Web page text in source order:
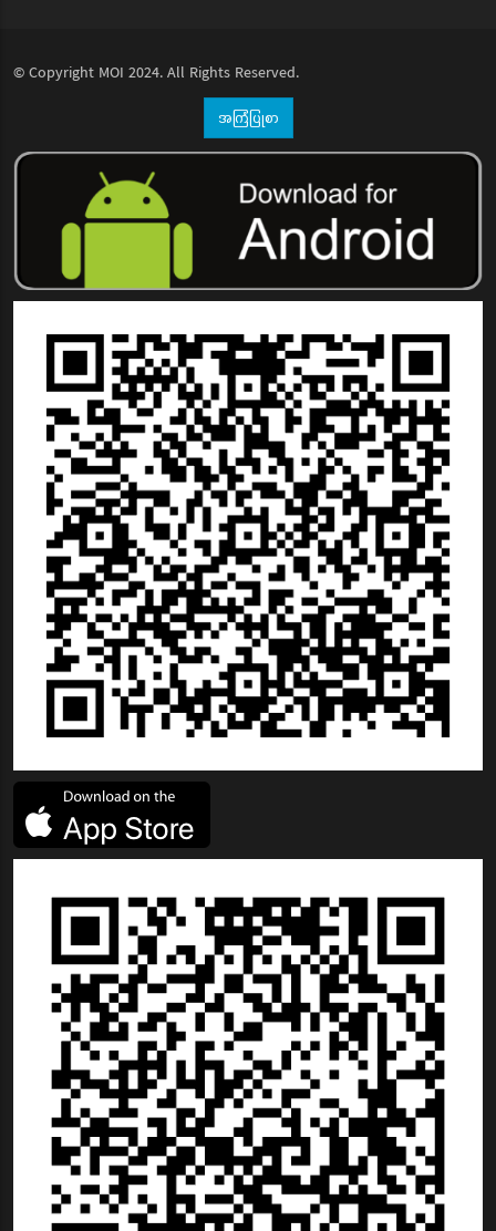
© Copyright MOI 2024. All Rights Reserved.
အကြံပြုစာ